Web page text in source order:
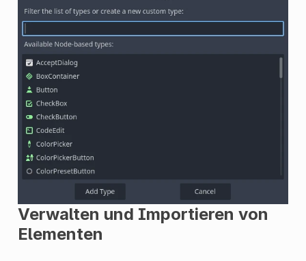
Verwalten und Importieren von
Elementen